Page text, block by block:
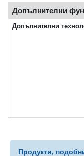
Допълнителни
Допълнителни
Продукти,